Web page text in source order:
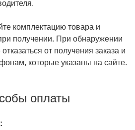
комплектацию товара и
получении. При обнаружении
от получения заказа и
которые указаны на сайте.
оплаты